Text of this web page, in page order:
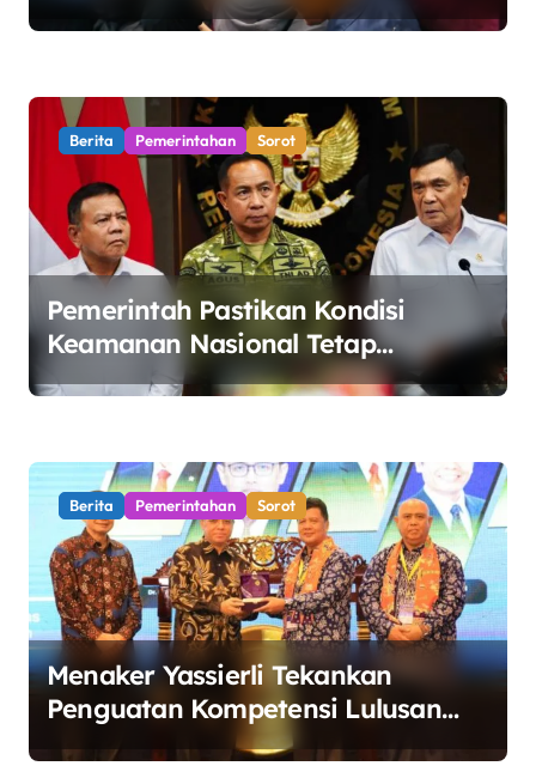
Masyarakat Waspadai Pinjaman
Berita Pemerintahan Sorot
Pemerintah Pastikan Kondisi
Keamanan Nasional Tetap
Kondusif Jelang HUT ke-81 RI,
Berita Pemerintahan Sorot
Menaker Yassierli Tekankan
Penguatan Kompetensi Lulusan
Perguruan Tinggi untuk Hadapi